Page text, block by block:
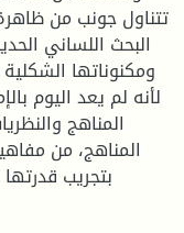
تتناول جونب من
البحث اللساني
ومكنوناتها
لأنه لم يعد اليوم
المناهج
المناهج، من
بتجريب